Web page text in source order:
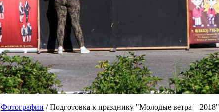
Фотографии / Подготовка к празднику "Молодые ветра – 2018"